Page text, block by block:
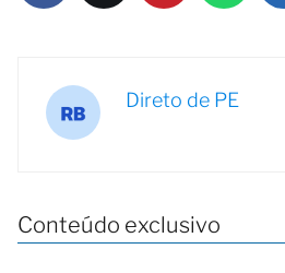
Direto de PE
Conteúdo exclusivo